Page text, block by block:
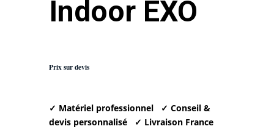
Indoor EXO
Prix sur devis
✓ Matériel professionnel
✓ Conseil &
devis personnalisé
✓ Livraison France